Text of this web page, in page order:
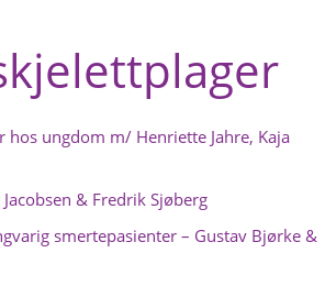
hos ungdom m/ Henriette Jahre, Kaja
& Fredrik Sjøberg
smertepasienter – Gustav Bjørke &